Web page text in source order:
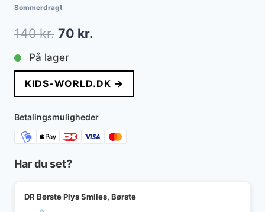
Sommerdragt
140kr. Den
oprindelige
pris
var:
140 kr..
70 kr.
pris
er:
70 kr..
På lager
KIDS-WORLD.DK →
Betalingsmuligheder
Har du set?
DR Børste Plys Smiles, Børste